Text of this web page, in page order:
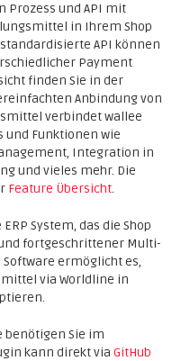
und API mit
in Ihrem Shop
API können
Payment
finden Sie in der
Anbindung von
verbindet wallee
und Funktionen wie
Integration in
und vieles mehr. Die
Feature Übersicht.
System, das die Shop
fortgeschrittener Multi-
ermöglicht es,
via Worldline in
benötigen Sie im
kann direkt via GitHub